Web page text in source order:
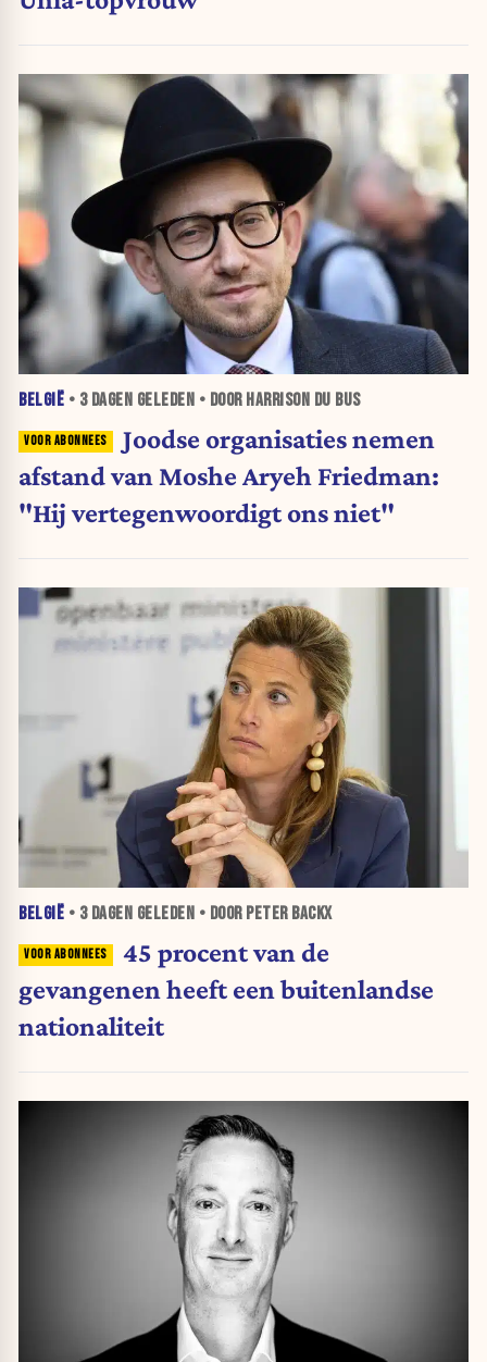
BELGIË • 3 DAGEN GELEDEN • DOOR HARRISON DU BUS
Joodse organisaties nemen
afstand van Moshe Aryeh Friedman:
"Hij vertegenwoordigt ons niet"
BELGIË • 3 DAGEN GELEDEN • DOOR PETER BACKX
45 procent van de
gevangenen heeft een buitenlandse
nationaliteit